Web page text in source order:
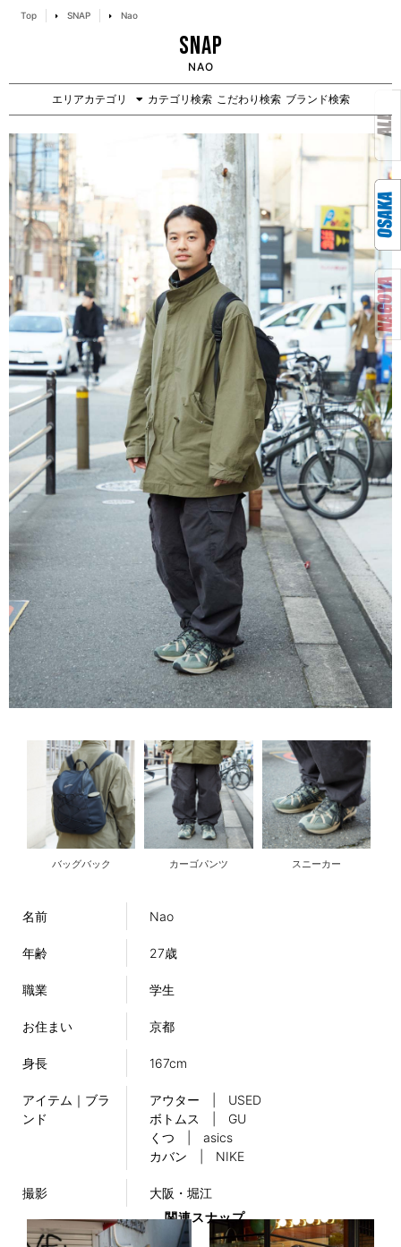
Top SNAP Nao
SNAP
NAO
エリアカテゴリ カテゴリ検索 こだわり検索 ブランド検索
バッグバック カーゴパンツ スニーカー
名前 Nao
年齢 27歳
職業 学生
お住まい 京都
身長 167cm
アイテム｜ブラ
ンド
アウター | USED
ボトムス | GU
くつ | asics
カバン | NIKE
撮影
大阪・堀江
関連スナップ